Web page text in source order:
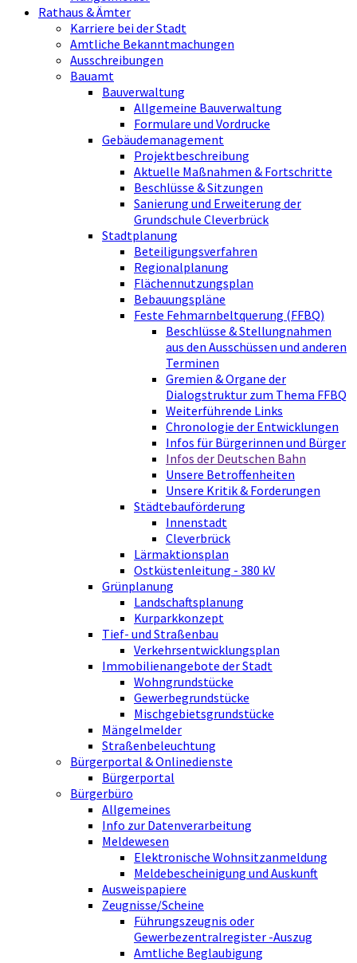
Rathaus & Ämter
Karriere bei der Stadt
Amtliche Bekanntmachungen
Ausschreibungen
Bauamt
Bauverwaltung
Allgemeine Bauverwaltung
Formulare und Vordrucke
Gebäudemanagement
Projektbeschreibung
Aktuelle Maßnahmen & Fortschritte
Beschlüsse & Sitzungen
Sanierung und Erweiterung der
Grundschule Cleverbrück
Stadtplanung
Beteiligungsverfahren
Regionalplanung
Flächennutzungsplan
Bebauungspläne
Feste Fehmarnbeltquerung (FFBQ)
Beschlüsse & Stellungnahmen
aus den Ausschüssen und anderen
Terminen
Gremien & Organe der
Dialogstruktur zum Thema FFBQ
Weiterführende Links
Chronologie der Entwicklungen
Infos für Bürgerinnen und Bürger
Infos der Deutschen Bahn
Unsere Betroffenheiten
Unsere Kritik & Forderungen
Städtebauförderung
Innenstadt
Cleverbrück
Lärmaktionsplan
Ostküstenleitung - 380 kV
Grünplanung
Landschaftsplanung
Kurparkkonzept
Tief- und Straßenbau
Verkehrsentwicklungsplan
Immobilienangebote der Stadt
Wohngrundstücke
Gewerbegrundstücke
Mischgebietsgrundstücke
Mängelmelder
Straßenbeleuchtung
Bürgerportal & Onlinedienste
Bürgerportal
Bürgerbüro
Allgemeines
Info zur Datenverarbeitung
Meldewesen
Elektronische Wohnsitzanmeldung
Meldebescheinigung und Auskunft
Ausweispapiere
Zeugnisse/Scheine
Führungszeugnis oder
Gewerbezentralregister -Auszug
Amtliche Beglaubigung